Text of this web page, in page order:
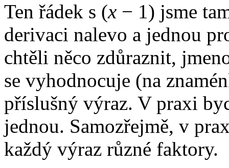
Ten řádek s (x − 1) jsme
derivaci nalevo a jednou
chtěli něco zdůraznit,
se vyhodnocuje (na
příslušný výraz. V praxi
jednou. Samozřejmě, v
každý výraz různé faktory.